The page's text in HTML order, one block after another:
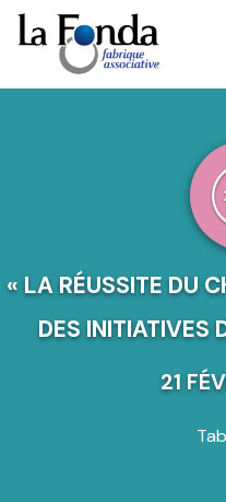
Aller
au
contenu
principal
« LA RÉUSSITE DU
DES INITIATIVES
21